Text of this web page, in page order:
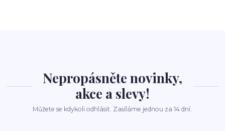
Nepropásněte novinky,
akce a slevy!
Můžete se kdykoli odhlásit. Zasíláme jednou za 14 dní.